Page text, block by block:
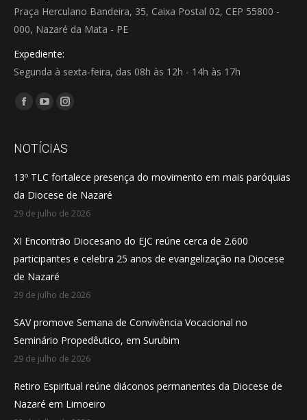
Praça Herculano Bandeira, 35, Caixa Postal 02, CEP 55800 -
000, Nazaré da Mata - PE
Expediente:
Segunda à sexta-feira, das 08h às 12h - 14h às 17h
Encontre-nos em:
Facebook
opens
new
window
YouTube
opens
new
window
Instagram
opens
new
window
NOTÍCIAS
13º TLC fortalece presença do movimento em mais paróquias
da Diocese de Nazaré
29 de julho de 2026
XI Encontrão Diocesano do EJC reúne cerca de 2.600
participantes e celebra 25 anos de evangelização na Diocese
de Nazaré
29 de julho de 2026
SAV promove Semana de Convivência Vocacional no
Seminário Propedêutico, em Surubim
29 de julho de 2026
Retiro Espiritual reúne diáconos permanentes da Diocese de
Nazaré em Limoeiro